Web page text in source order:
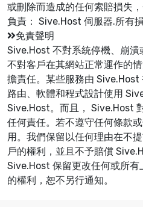
或刪除而造成的任何索賠損失
負責： Sive.Host 伺服器.所有
免責聲明
Sive.Host 不對系統停機、崩
不對客戶在其網站正常運作的
擔責任。某些服務由 Sive.Host
路由、軟體和程式設計使用
Sive.Host。而且， Sive.Host
任何責任。若不遵守任何條款
用。我們保留以任何理由在不
戶的權利，並且不予賠償
Sive.Host 保留更改任何或所
的權利，恕不另行通知。